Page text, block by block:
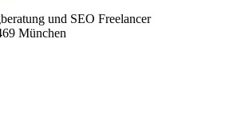
und SEO Freelancer
München